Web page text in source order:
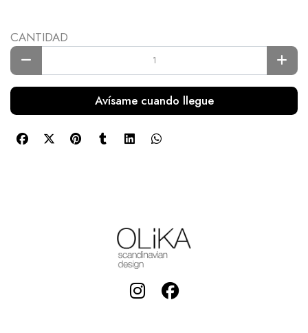
CANTIDAD
Avísame cuando llegue